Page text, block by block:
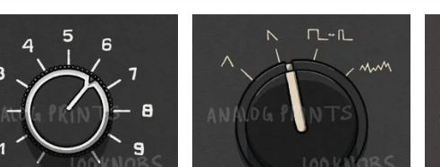
$ $ $